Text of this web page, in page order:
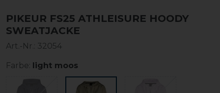
PIKEUR FS25 ATHLEISURE HOODY
SWEATJACKE
Art.-Nr.: 32054
Farbe: light moos